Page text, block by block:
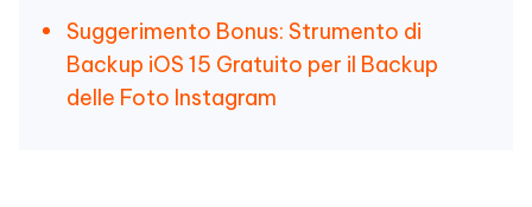
Suggerimento Bonus: Strumento di
Backup iOS 15 Gratuito per il Backup
delle Foto Instagram